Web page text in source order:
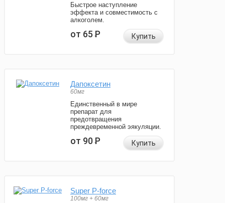
Быстрое наступление
эффекта и совместимость с
алкоголем.
от 65Р Купить
Дапоксетин
60мг
Единственный в мире
препарат для
предотвращения
преждевременной эякуляции.
от 90Р Купить
Super P-force
100мг + 60мг